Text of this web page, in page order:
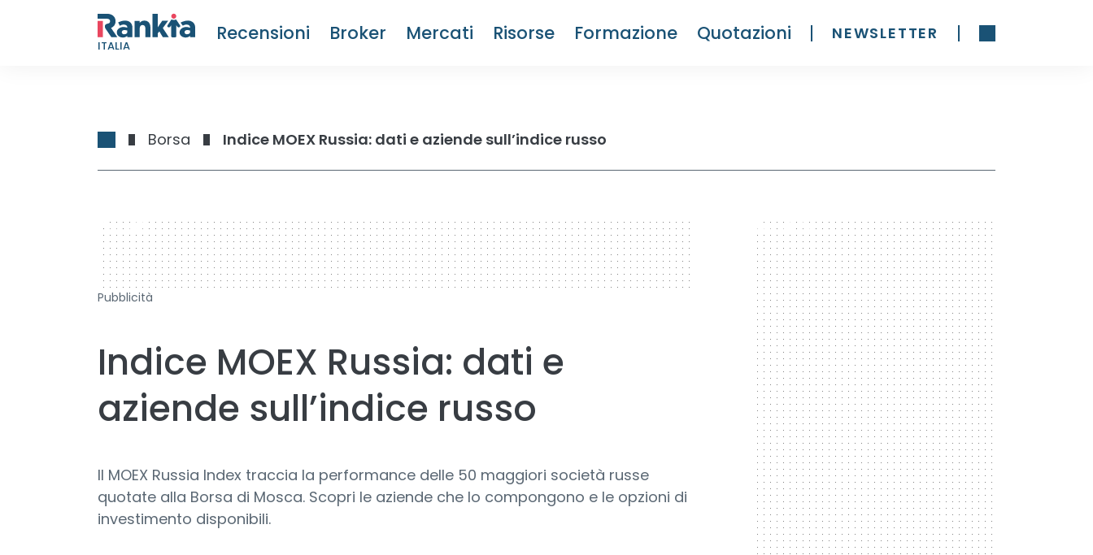
ITALIA
Recensioni Broker Mercati Risorse Formazione Quotazioni NEWSLETTER
Borsa Indice MOEX Russia: dati e aziende sull’indice russo
728 x 90
Pubblicità
Indice MOEX Russia: dati e
aziende sull’indice russo
Il MOEX Russia Index traccia la performance delle 50 maggiori società russe
quotate alla Borsa di Mosca. Scopri le aziende che lo compongono e le opzioni di
investimento disponibili.
300 x 600